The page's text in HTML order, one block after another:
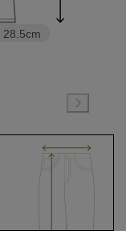
28.5cm